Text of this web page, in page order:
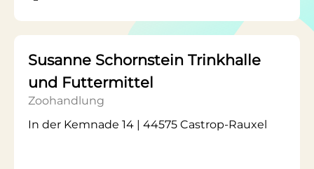
Susanne Schornstein Trinkhalle
und Futtermittel
Zoohandlung
In der Kemnade 14 | 44575 Castrop-Rauxel